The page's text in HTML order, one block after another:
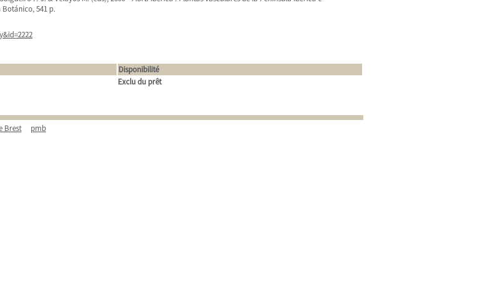
Botánico, 541 p.
Disponibilité
Exclu du prêt
Brest pmb